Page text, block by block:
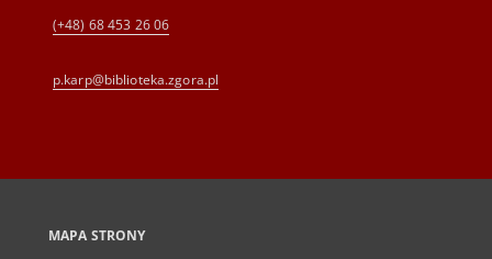
(+48) 68 453 26 06
p.karp@biblioteka.zgora.pl
MAPA STRONY